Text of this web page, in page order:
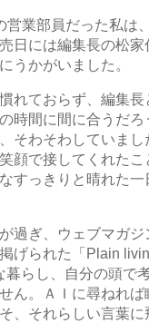
業部員だった私は
日には編集長の松
うかがいました。
れておらず、編集長
時間に間に合うだろ
そわそわしていま
顔で接してくれた
すっきりと晴れた一
過ぎ、ウェブマガジ
げられた「Plain
らし、自分の頭で
ん。ＡＩに尋ねれ
、それらしい言葉